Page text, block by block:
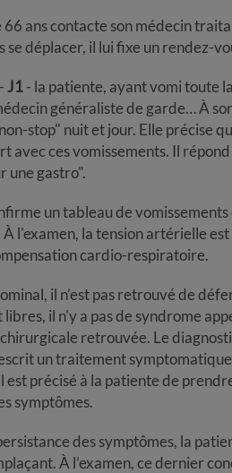
66 ans contacte son médecin
se déplacer, il lui fixe un rendez-
J1- la patiente, ayant vomi toute
généraliste de garde… À
stop" nuit et jour. Elle précise
avec ces vomissements. Il
une gastro".
un tableau de
l'examen, la tension artérielle
cardio-respiratoire.
il n’est pas retrouvé de
il n'y a pas de syndrome
retrouvée. Le
un traitement
est précisé à la patiente de
symptômes.
des symptômes, la
À l’examen, ce dernier